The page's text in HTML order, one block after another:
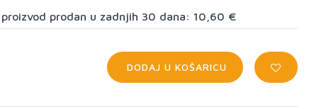
prodan u zadnjih 30 dana: 10,60 €
DODAJ U KOŠARICU